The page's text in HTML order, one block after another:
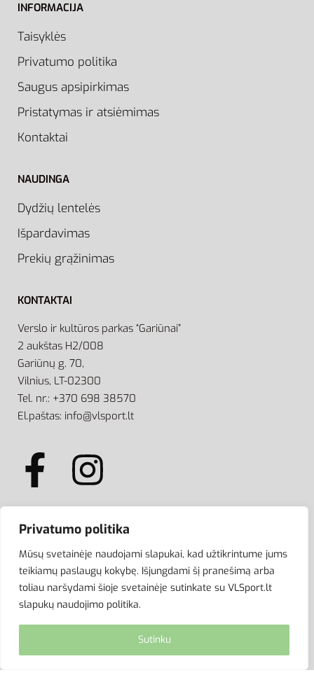
Privatumo politika
Mūsų svetainėje naudojami slapukai, kad užtikrintume jums
teikiamų paslaugų kokybę. Išjungdami šį pranešimą arba
toliau naršydami šioje svetainėje sutinkate su VLSport.lt
slapukų naudojimo politika.
Sutinku
INFORMACIJA
Taisyklės
Privatumo politika
Saugus apsipirkimas
Pristatymas ir atsiėmimas
Kontaktai
NAUDINGA
Dydžių lentelės
Išpardavimas
Prekių grąžinimas
KONTAKTAI
Verslo ir kultūros parkas “Gariūnai”
2 aukštas H2/008
Gariūnų g. 70,
Vilnius, LT-02300
Tel. nr.: +370 698 38570
El.paštas: info@vlsport.lt
ATSISKAITYMAS